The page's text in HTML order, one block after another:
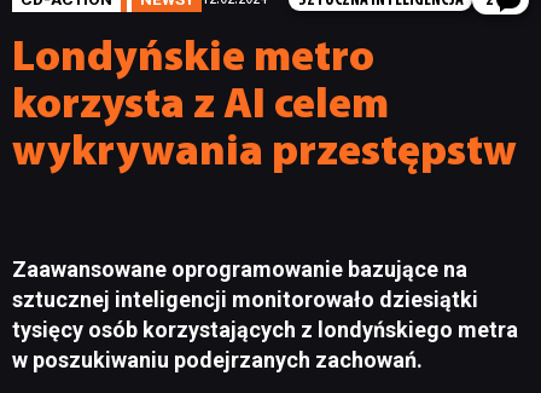
Londyńskie metro
korzysta z AI celem
wykrywania przestępstw
Zaawansowane oprogramowanie bazujące na
sztucznej inteligencji monitorowało dziesiątki
tysięcy osób korzystających z londyńskiego metra
w poszukiwaniu podejrzanych zachowań.